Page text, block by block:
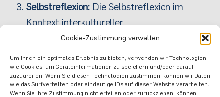
Cookie-Zustimmung verwalten
Um Ihnen ein optimales Erlebnis zu bieten, verwenden wir Technologien
wie Cookies, um Geräteinformationen zu speichern und/oder darauf
zuzugreifen. Wenn Sie diesen Technologien zustimmen, können wir Daten
wie das Surfverhalten oder eindeutige IDs auf dieser Website verarbeiten.
Wenn Sie Ihre Zustimmung nicht erteilen oder zurückziehen, können
Selbstreflexion: Die Selbstreflexion im
Kontext interkultureller
Verantwortungsbereitschaft ist ein
Schlüsselaspekt dieses Moduls. Sie werden
nicht nur Wissen erwerben, sondern auch
an Ihrer eigenen Entwicklung arbeiten.